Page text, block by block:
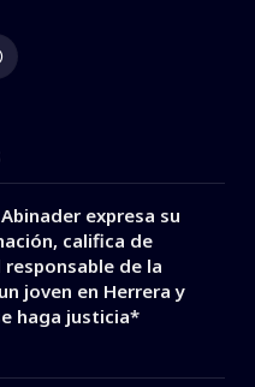
expresa su
califica de
responsable de la
joven en Herrera y
haga justicia*